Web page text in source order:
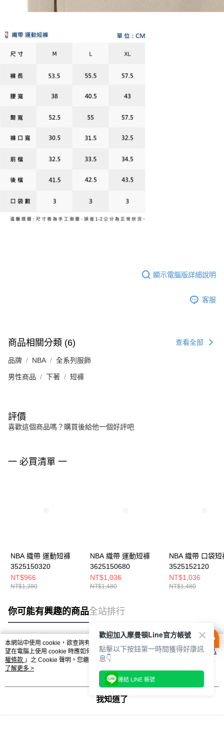
顯示電腦版詳細說明
客服
商品相關分類 (6) 查看全部
品牌 NBA 全系列服飾
男性商品 下著 短褲
評價
喜歡這個商品嗎？購買後給他一個好評吧
一 必買清單 一
NBA 織帶 運動短褲
3525150320
NT$966
NT$1,380
NBA 織帶 運動短褲
3625150680
NT$1,036
NT$1,480
NBA 織帶 口袋短
3525152120
NT$1,036
NT$1,480
你可能有興趣的商品全站排行
熱門標籤
本網站中使用 cookie，欲查詢有關本網站使用 cookie 方式之詳情，及若您不希
望在電腦上使用 cookie 時應如何變更電腦的 cookie 設定，請參閱本網站「
隱私
權條款 」之 Cookie 聲明。您繼續使用本網站即表示您同意本公司得按本網站使
用條款之 Cookie 聲明使用 cookie。
了解更多 >
我知道了
歡迎加入摩曼頓Line官方帳號
點擊以下按鈕第一時間獲得好康訊
息👇
連結 LINE 帳號